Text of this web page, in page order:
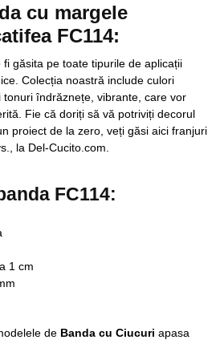
cu margele
FC114:
găsita pe toate tipurile de aplicații
Colecția noastră include culori
îndrăznețe, vibrante, care vor
Fie că doriți să vă potriviți decorul
proiect de la zero, veți găsi aici franjuri
la Del-Cucito.com.
FC114:
1 cm
de Banda cu Ciucuri apasa